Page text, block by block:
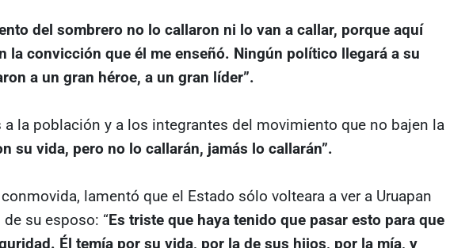
del sombrero no lo callaron ni lo van a callar, porque aquí
la convicción que él me enseñó. Ningún político llegará a su
a un gran héroe, a un gran líder”.
a la población y a los integrantes del movimiento que no bajen la
su vida, pero no lo callarán, jamás lo callarán”.
lamentó que el Estado sólo volteara a ver a Uruapan
su esposo: “Es triste que haya tenido que pasar esto para que
Él temía por su vida, por la de sus hijos, por la mía, y